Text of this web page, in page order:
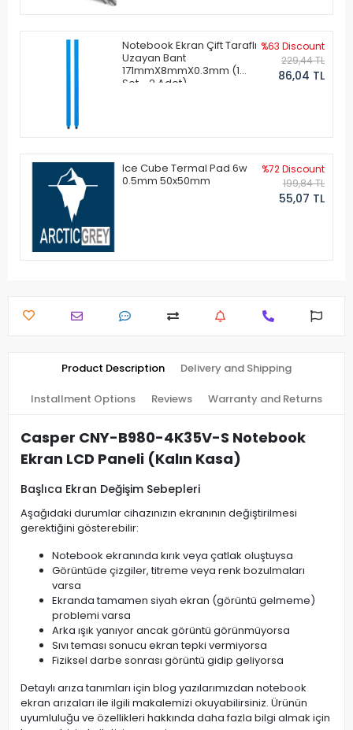
Notebook Ekran Çift Taraflı
Uzayan Bant
171mmX8mmX0.3mm (1
Set - 2 Adet)
%63 Discount
229,44 TL
86,04 TL
Ice Cube Termal Pad 6w
0.5mm 50x50mm
%72 Discount
199,84 TL
55,07 TL
Product Description Delivery and Shipping
Installment Options Reviews Warranty and Returns
Casper CNY-B980-4K35V-S Notebook
Ekran LCD Paneli (Kalın Kasa)
Başlıca Ekran Değişim Sebepleri
Aşağıdaki durumlar cihazınızın ekranının değiştirilmesi
gerektiğini gösterebilir:
Notebook ekranında kırık veya çatlak oluştuysa
Görüntüde çizgiler, titreme veya renk bozulmaları
varsa
Ekranda tamamen siyah ekran (görüntü gelmeme)
problemi varsa
Arka ışık yanıyor ancak görüntü görünmüyorsa
Sıvı teması sonucu ekran tepki vermiyorsa
Fiziksel darbe sonrası görüntü gidip geliyorsa
Detaylı arıza tanımları için blog yazılarımızdan notebook
ekran arızaları ile ilgili makalemizi okuyabilirsiniz. Ürünün
uyumluluğu ve özellikleri hakkında daha fazla bilgi almak için